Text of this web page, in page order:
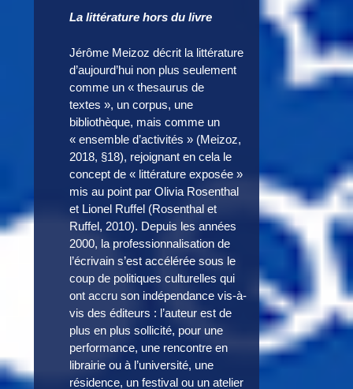
La littérature hors du livre
Jérôme Meizoz décrit la littérature
d’aujourd’hui non plus seulement
comme un « thesaurus de
textes », un corpus, une
bibliothèque, mais comme un
« ensemble d’activités » (Meizoz,
2018, §18), rejoignant en cela le
concept de « littérature exposée »
mis au point par Olivia Rosenthal
et Lionel Ruffel (Rosenthal et
Ruffel, 2010). Depuis les années
2000, la professionnalisation de
l’écrivain s’est accélérée sous le
coup de politiques culturelles qui
ont accru son indépendance vis-à-
vis des éditeurs : l’auteur est de
plus en plus sollicité, pour une
performance, une rencontre en
librairie ou à l’université, une
résidence, un festival ou un atelier